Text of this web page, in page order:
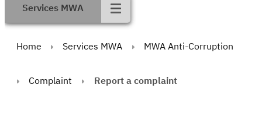
Services MWA
Home Services MWA MWA Anti-Corruption
Complaint Report a complaint